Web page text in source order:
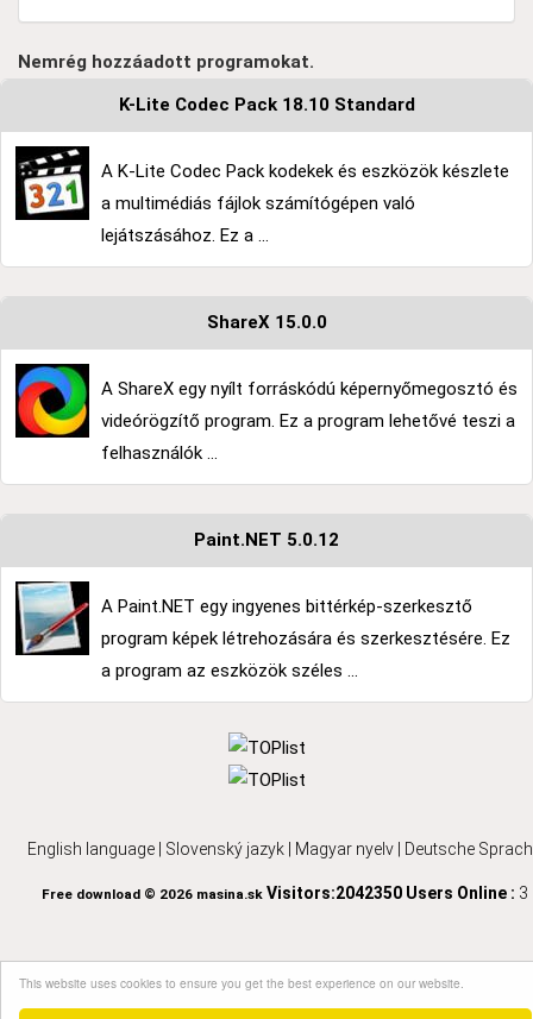
This website uses cookies to ensure you get the best experience on our website.
Nemrég hozzáadott programokat.
K-Lite Codec Pack 18.10 Standard
A K-Lite Codec Pack kodekek és eszközök készlete
a multimédiás fájlok számítógépen való
lejátszásához. Ez a ...
ShareX 15.0.0
A ShareX egy nyílt forráskódú képernyőmegosztó és
videórögzítő program. Ez a program lehetővé teszi a
felhasználók ...
Paint.NET 5.0.12
A Paint.NET egy ingyenes bittérkép-szerkesztő
program képek létrehozására és szerkesztésére. Ez
a program az eszközök széles ...
English language Slovenský jazyk Magyar nyelv Deutsche
Free download © 2026 masina.skVisitors:2042350 Users Online : 3